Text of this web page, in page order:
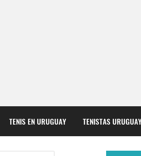
TENIS EN URUGUAY TENISTAS